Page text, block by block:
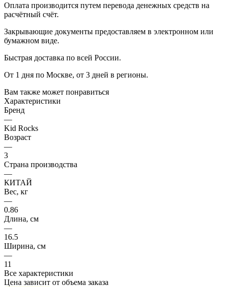
Оплата производится путем перевода денежных средств на
расчётный счёт.
Закрывающие документы предоставляем в электронном или
бумажном виде.
Быстрая доставка по всей России.
От 1 дня по Москве, от 3 дней в регионы.
Вам также может понравиться
Характеристики
Бренд
—
Kid Rocks
Возраст
—
3
Страна производства
—
КИТАЙ
Вес, кг
—
0.86
Длина, см
—
16.5
Ширина, см
—
11
Все характеристики
Цена зависит от объема заказа